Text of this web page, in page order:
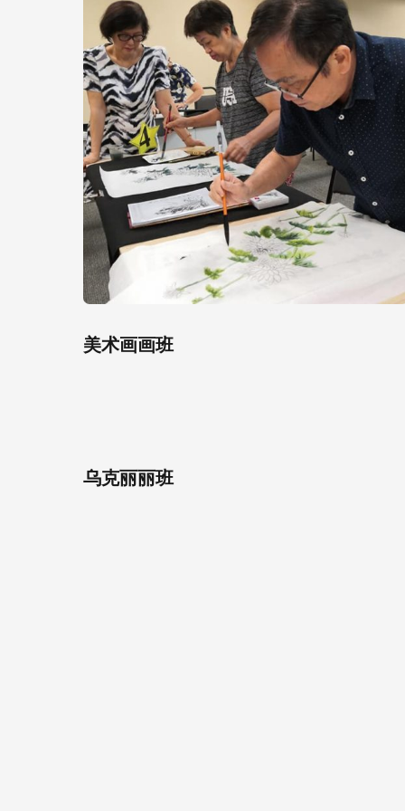
美术画画班
乌克丽丽班